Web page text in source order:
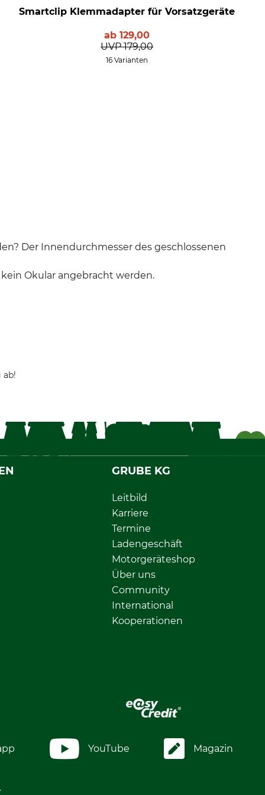
Smartclip Klemmadapter für Vorsatzgeräte
ab129,00
UVP 179,00
16 Varianten
Der Innendurchmesser des geschlossenen
Okular angebracht werden.
ab!
GRUBE KG
Leitbild
Karriere
Termine
Ladengeschäft
Motorgeräteshop
Über uns
Community
International
Kooperationen
YouTube Magazin